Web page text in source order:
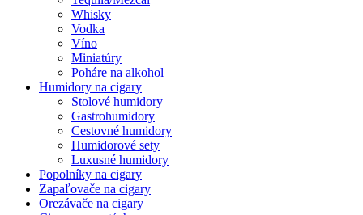
Whisky
Vodka
Víno
Miniatúry
Poháre na alkohol
Humidory na cigary
Stolové humidory
Gastrohumidory
Cestovné humidory
Humidorové sety
Luxusné humidory
Popolníky na cigary
Zapaľovače na cigary
Orezávače na cigary